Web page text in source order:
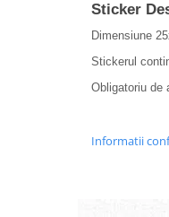
Sticker
Dimensiune
Stickerul
Obligatoriu de
Informatii